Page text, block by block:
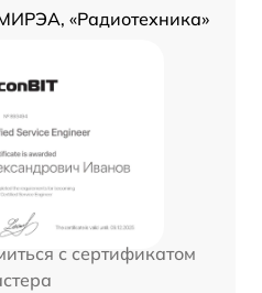
«Радиотехника»
с сертификатом